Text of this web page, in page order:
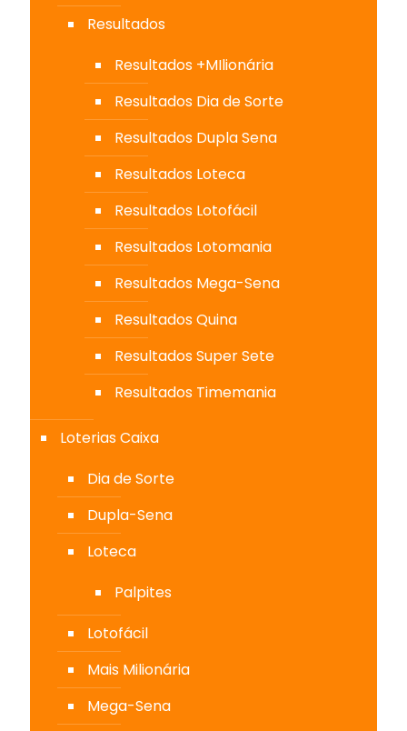
Resultados
Resultados +MIlionária
Resultados Dia de Sorte
Resultados Dupla Sena
Resultados Loteca
Resultados Lotofácil
Resultados Lotomania
Resultados Mega-Sena
Resultados Quina
Resultados Super Sete
Resultados Timemania
Loterias Caixa
Dia de Sorte
Dupla-Sena
Loteca
Palpites
Lotofácil
Mais Milionária
Mega-Sena